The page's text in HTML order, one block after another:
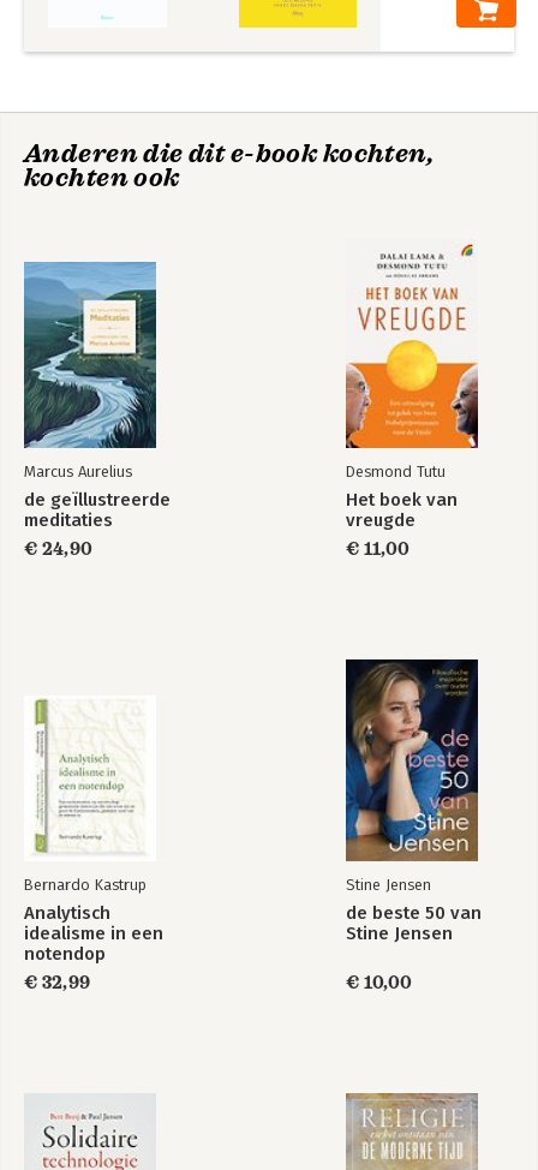
antropoceen (2017) en Extinctie (2019).
Perspectieven op
leiderschap
Bedrijfsethiek
Bekijk alle boeken
Anderen die dit e-book kochten,
kochten ook
Marcus Aurelius
de geïllustreerde
meditaties
€ 24,90
Desmond Tutu
Het boek van
vreugde
€ 11,00
Bernardo Kastrup
Analytisch
idealisme in een
notendop
€ 32,99
Stine Jensen
de beste 50 van
Stine Jensen
€ 10,00